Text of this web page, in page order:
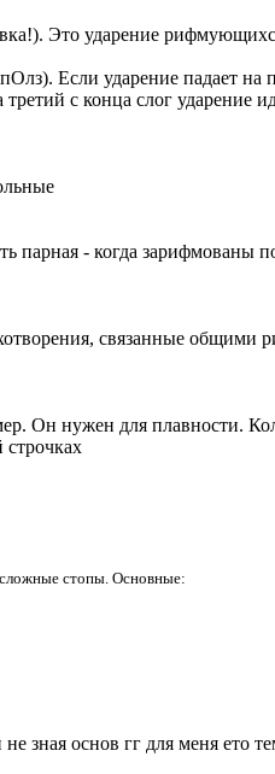
Это ударение
Если ударение падает
третий с конца слог
парная - когда зарифмованы
связанные общими
Он нужен для плавности.
стопы. Основные:
зная основ гг для меня ето